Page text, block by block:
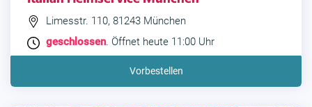
Limesstr. 110, 81243 München
geschlossen. Öffnet heute 11:00 Uhr
Vorbestellen